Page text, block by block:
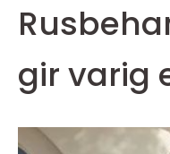
gir varig